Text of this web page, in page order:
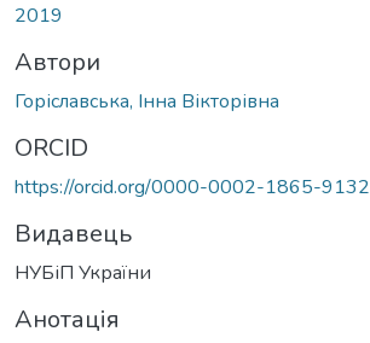
2019
Автори
Горіславська, Інна Вікторівна
ORCID
https://orcid.org/0000-0002-1865-9132
Видавець
НУБіП України
Анотація